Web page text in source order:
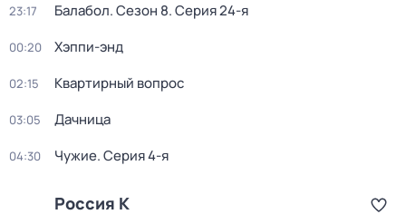
23:17 Балабол. Сезон 8. Серия 24-я
00:20 Хэппи-энд
02:15 Квартирный вопрос
03:05 Дачница
04:30 Чужие. Серия 4-я
Россия К